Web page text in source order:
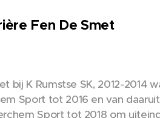
Fen De Smet
bij K Rumstse SK, 2012-2014
Sport tot 2016 en van
Sport tot 2018 om